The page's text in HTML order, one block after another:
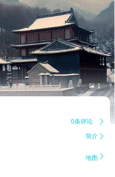
 1
0条评论 
简介 
地图 